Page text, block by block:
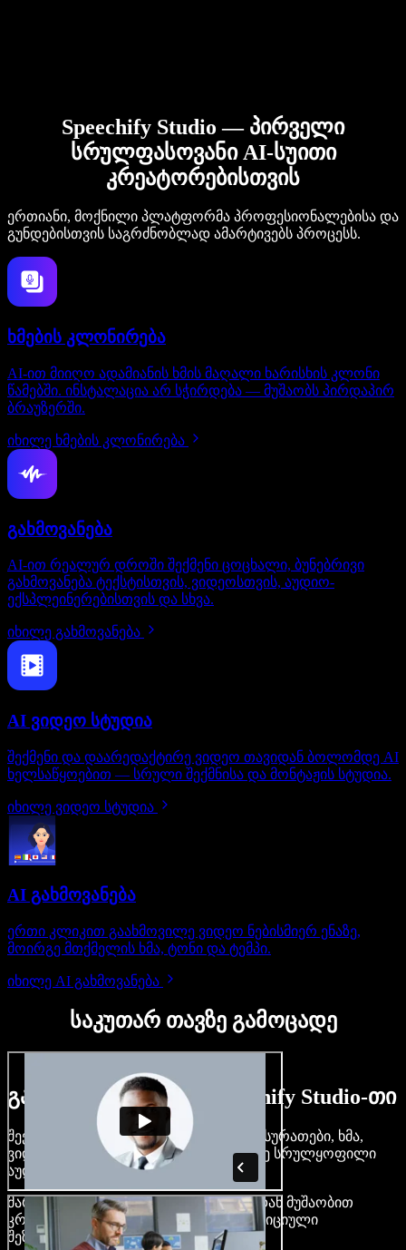
Speechify Studio — პირველი
სრულფასოვანი AI-სუითი
კრეატორებისთვის
ერთიანი, მოქნილი პლატფორმა პროფესიონალებისა და
გუნდებისთვის საგრძნობლად ამარტივებს პროცესს.
ხმების კლონირება
AI-ით მიიღო ადამიანის ხმის მაღალი ხარისხის კლონი
წამებში. ინსტალაცია არ სჭირდება — მუშაობს პირდაპირ
ბრაუზერში.
იხილე ხმების კლონირება
გახმოვანება
AI-ით რეალურ დროში შექმენი ცოცხალი, ბუნებრივი
გახმოვანება ტექსტისთვის, ვიდეოსთვის, აუდიო-
ექსპლეინერებისთვის და სხვა.
იხილე გახმოვანება
AI ვიდეო სტუდია
შექმენი და დაარედაქტირე ვიდეო თავიდან ბოლომდე AI
ხელსაწყოებით — სრული შექმნისა და მონტაჟის სტუდია.
იხილე ვიდეო სტუდია
AI გახმოვანება
ერთი კლიკით გაახმოვილე ვიდეო ნებისმიერ ენაზე,
მოირგე მთქმელის ხმა, ტონი და ტემპი.
იხილე AI გახმოვანება
საკუთარ თავზე გამოცადე
გაიგე, რას შეძლებ Speechify Studio-თი
შექმენი გახმოვანება, დაამატე უფასო სურათები, ხმა,
ვიდეო, დააკლონირე შენი ხმა — ააწყე სრულყოფილი
აუდიო-ვიდეო პროექტები.
მარტივი ინტერფეისით და ბრაუზერიდან მუშაობით
კრეატორები თავისუფლდებიან ტრადიციული
შეზღუდვებისგან.